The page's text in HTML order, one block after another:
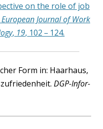
on the role of job
Euro­pean Jour­nal of Work
, 19, 102 – 124.
Form in: Haar­haus,
DGP-Infor­